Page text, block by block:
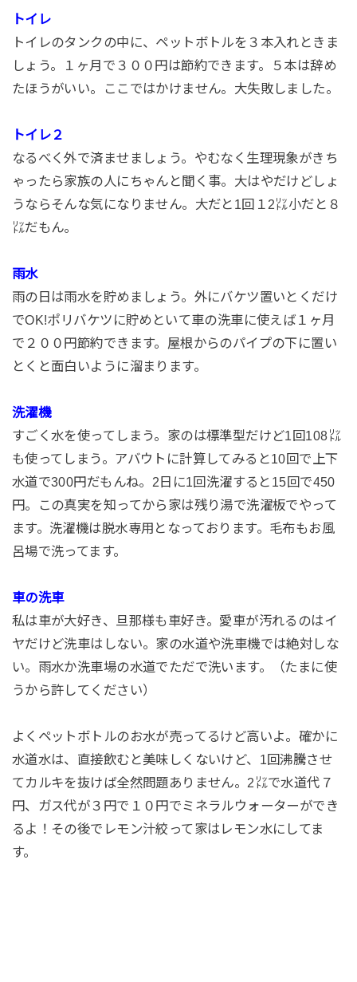
トイレ
トイレのタンクの中に、ペットボトルを３本入れときま
しょう。１ヶ月で３００円は節約できます。５本は辞め
たほうがいい。ここではかけません。大失敗しました。
トイレ２
なるべく外で済ませましょう。やむなく生理現象がきち
ゃったら家族の人にちゃんと聞く事。大はやだけどしょ
うならそんな気になりません。大だと1回１2㍑小だと８
㍑だもん。
雨水
雨の日は雨水を貯めましょう。外にバケツ置いとくだけ
でOK!ポリバケツに貯めといて車の洗車に使えば１ヶ月
で２００円節約できます。屋根からのパイプの下に置い
とくと面白いように溜まります。
洗濯機
すごく水を使ってしまう。家のは標準型だけど1回108㍑
も使ってしまう。アバウトに計算してみると10回で上下
水道で300円だもんね。2日に1回洗濯すると15回で450
円。この真実を知ってから家は残り湯で洗濯板でやって
ます。洗濯機は脱水専用となっております。毛布もお風
呂場で洗ってます。
車の洗車
私は車が大好き、旦那様も車好き。愛車が汚れるのはイ
ヤだけど洗車はしない。家の水道や洗車機では絶対しな
い。雨水か洗車場の水道でただで洗います。（たまに使
うから許してください）
よくペットボトルのお水が売ってるけど高いよ。確かに
水道水は、直接飲むと美味しくないけど、1回沸騰させ
てカルキを抜けば全然問題ありません。2㍑で水道代７
円、ガス代が３円で１０円でミネラルウォーターができ
るよ！その後でレモン汁絞って家はレモン水にしてま
す。